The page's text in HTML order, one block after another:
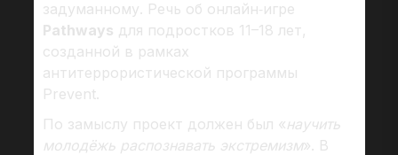
задуманному. Речь об онлайн‑игре
Pathways для подростков 11–18 лет,
созданной в рамках
антитеррористической программы
Prevent.
По замыслу проект должен был «научить
молодёжь распознавать экстремизм». В